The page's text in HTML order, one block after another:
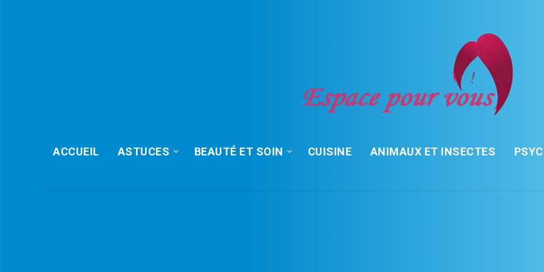
ACCUEIL ASTUCES BEAUTÉ ET SOIN CUISINE ANIMAUX ET INSECTES